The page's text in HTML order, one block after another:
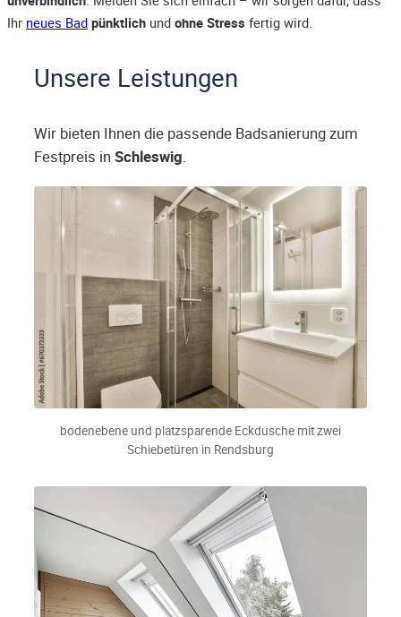
Ihr neues Bad pünktlich und ohne Stress fertig wird.
Unsere Leistungen
Wir bieten Ihnen die passende Badsanierung zum
Festpreis in Schleswig.
bodenebene und platzsparende Eckdusche mit zwei
Schiebetüren in Rendsburg